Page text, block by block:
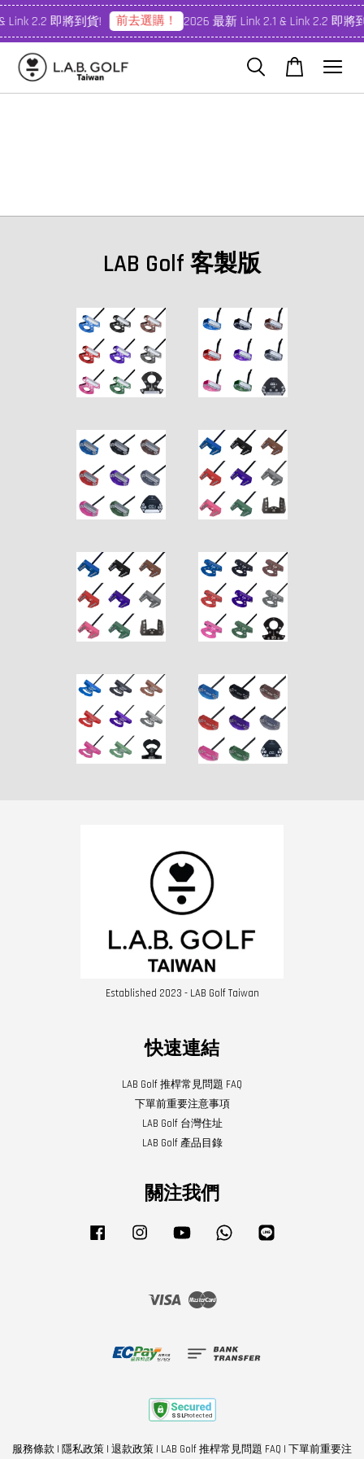
Link 2.2 即將到貨! 前去選購！ 2026 最新 Link 2.1 & Link 2.2 即將
LAB Golf 客製版
Established 2023 - LAB Golf Taiwan
快速連結
LAB Golf 推桿常見問題 FAQ
下單前重要注意事項
LAB Golf 台灣住址
LAB Golf 產品目錄
關注我們
Facebook Instagram YouTube Whatsapp
Visa Master
服務條款 | 隱私政策 | 退款政策 | LAB Golf 推桿常見問題 FAQ | 下單前重要注